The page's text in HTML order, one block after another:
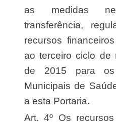
as medidas
transferência,
recursos
ao terceiro ciclo de
de 2015 para os
Municipais de
a esta Portaria.
Art. 4º Os recursos orçamentários, objeto